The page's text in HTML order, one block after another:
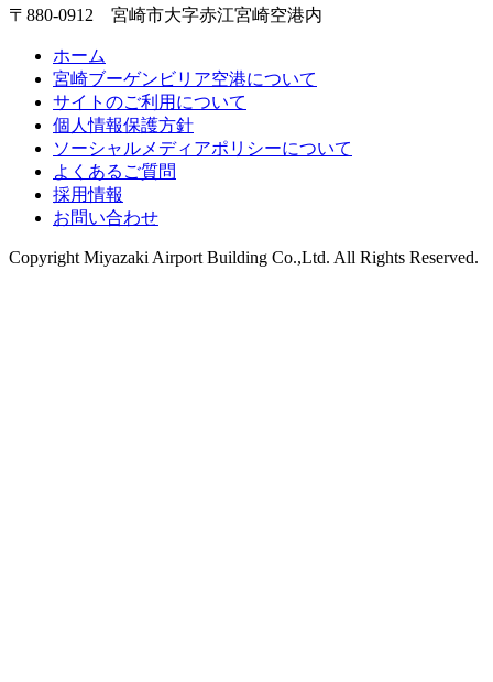
〒880-0912 宮崎市大字赤江宮崎空港内
ホーム
宮崎ブーゲンビリア空港について
サイトのご利用について
個人情報保護方針
ソーシャルメディアポリシーについて
よくあるご質問
採用情報
お問い合わせ
Copyright Miyazaki Airport Building Co.,Ltd. All Rights Reserved.